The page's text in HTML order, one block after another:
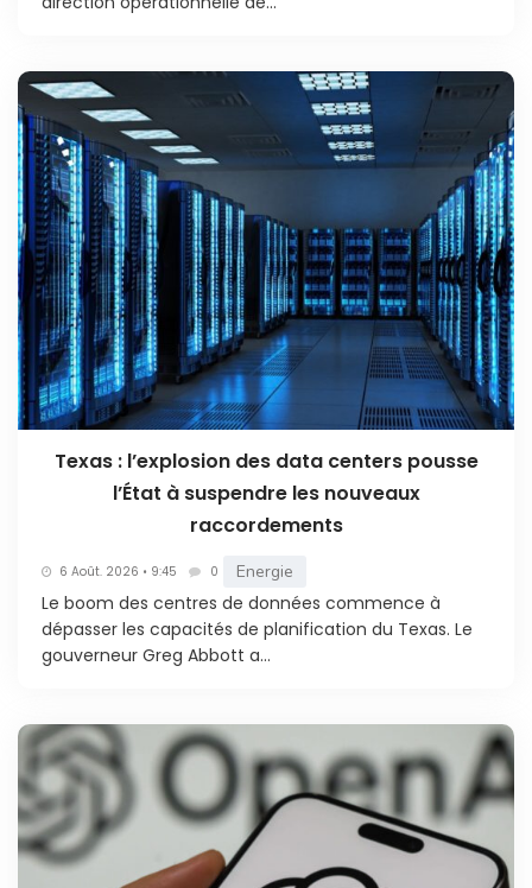
Texas : l’explosion des data centers pousse
l’État à suspendre les nouveaux
raccordements
6 Août. 2026 • 9:45 0 Energie
Le boom des centres de données commence à
dépasser les capacités de planification du Texas. Le
gouverneur Greg Abbott a...